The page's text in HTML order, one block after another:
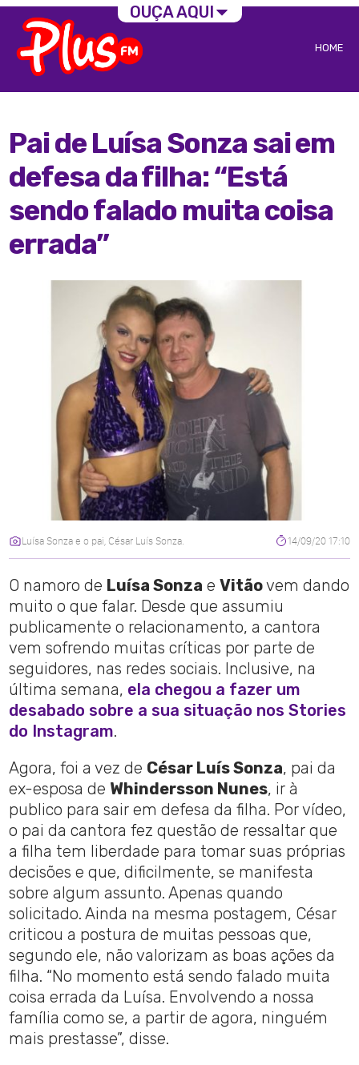
HOME
Pai de Luísa Sonza sai em
defesa da filha: “Está
sendo falado muita coisa
errada”
Luísa Sonza e o pai, César Luís Sonza. 14/09/20 17:10
O namoro de Luísa Sonza eVitãovem dando
muito o que falar. Desde que assumiu
publicamente o relacionamento, a cantora
vem sofrendo muitas críticas por parte de
seguidores, nas redes sociais. Inclusive, na
última semana, ela chegou a fazer um
desabado sobre a sua situação nos Stories
do Instagram.
Agora, foi a vez de César Luís Sonza, pai da
ex-esposa de Whindersson Nunes, ir à
publico para sair em defesa da filha. Por vídeo,
o pai da cantora fez questão de ressaltar que
a filha tem liberdade para tomar suas próprias
decisões e que, dificilmente, se manifesta
sobre algum assunto. Apenas quando
solicitado. Ainda na mesma postagem, César
criticou a postura de muitas pessoas que,
segundo ele, não valorizam as boas ações da
filha. “No momento está sendo falado muita
coisa errada da Luísa. Envolvendo a nossa
família como se, a partir de agora, ninguém
mais prestasse”, disse.
OUÇA AQUI